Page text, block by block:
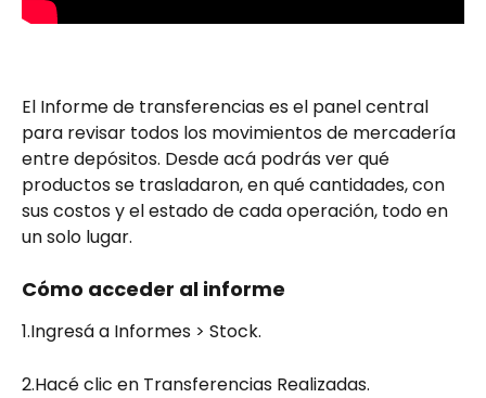
El Informe de transferencias es el panel central
para revisar todos los movimientos de mercadería
entre depósitos. Desde acá podrás ver qué
productos se trasladaron, en qué cantidades, con
sus costos y el estado de cada operación, todo en
un solo lugar.
Cómo acceder al informe
1.Ingresá a Informes > Stock.
2.Hacé clic en Transferencias Realizadas.